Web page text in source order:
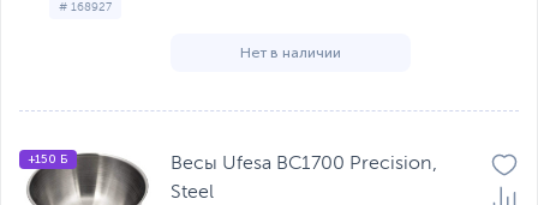
# 168927
Нет в наличии
+150 Б
Весы Ufesa BC1700 Precision,
Steel